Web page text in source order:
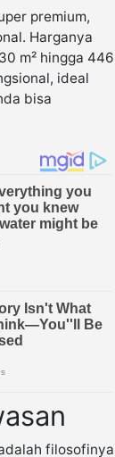
premium,
Harganya
m² hingga 446
ideal
bisa
filosofinya